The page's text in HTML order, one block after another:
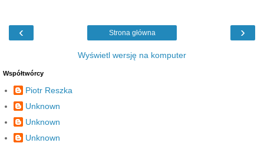
‹ ›
Strona główna
Wyświetl wersję na komputer
Współtwórcy
Piotr Reszka
Unknown
Unknown
Unknown